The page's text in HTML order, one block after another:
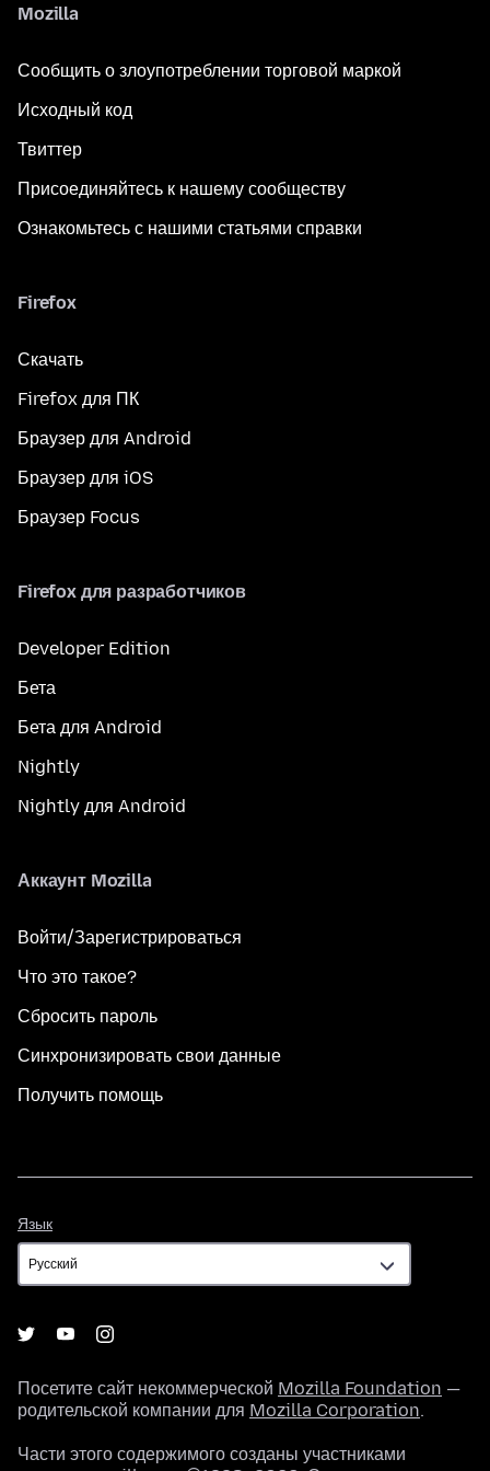
Mozilla
Сообщить о злоупотреблении торговой маркой
Исходный код
Твиттер
Присоединяйтесь к нашему сообществу
Ознакомьтесь с нашими статьями справки
Firefox
Скачать
Firefox для ПК
Браузер для Android
Браузер для iOS
Браузер Focus
Firefox для разработчиков
Developer Edition
Бета
Бета для Android
Nightly
Nightly для Android
Аккаунт Mozilla
Войти/Зарегистрироваться
Что это такое?
Сбросить пароль
Синхронизировать свои данные
Получить помощь
Язык
Посетите сайт некоммерческой Mozilla Foundation —
родительской компании для Mozilla Corporation.
Части этого содержимого созданы участниками